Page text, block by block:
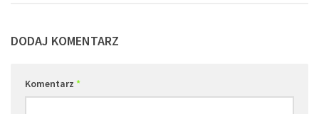
DODAJ KOMENTARZ
Komentarz *